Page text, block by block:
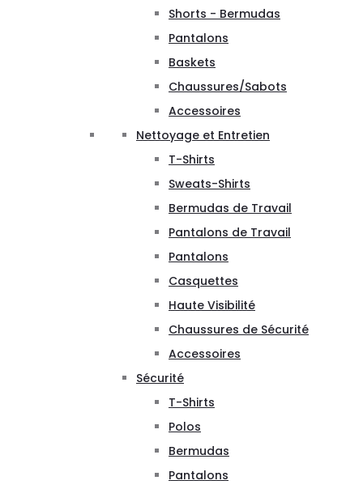
Shorts - Bermudas
Pantalons
Baskets
Chaussures/Sabots
Accessoires
Nettoyage et Entretien
T-Shirts
Sweats-Shirts
Bermudas de Travail
Pantalons de Travail
Pantalons
Casquettes
Haute Visibilité
Chaussures de Sécurité
Accessoires
Sécurité
T-Shirts
Polos
Bermudas
Pantalons